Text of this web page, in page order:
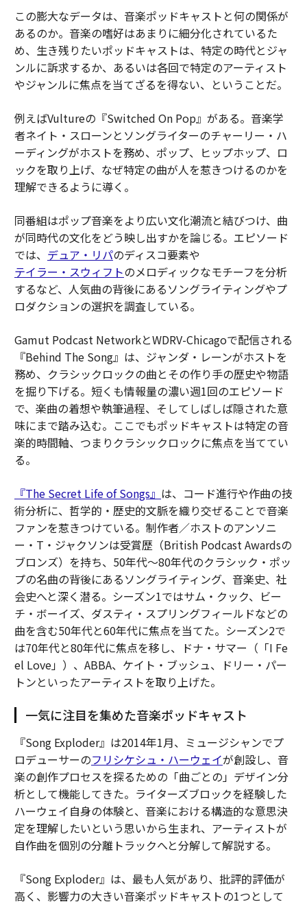
この膨大なデータは、音楽ポッドキャストと何の関係が
あるのか。音楽の嗜好はあまりに細分化されているた
め、生き残りたいポッドキャストは、特定の時代とジャ
ンルに訴求するか、あるいは各回で特定のアーティスト
やジャンルに焦点を当てざるを得ない、ということだ。
例えばVultureの『Switched On Pop』がある。音楽学
者ネイト・スローンとソングライターのチャーリー・ハ
ーディングがホストを務め、ポップ、ヒップホップ、ロ
ックを取り上げ、なぜ特定の曲が人を惹きつけるのかを
理解できるように導く。
同番組はポップ音楽をより広い文化潮流と結びつけ、曲
が同時代の文化をどう映し出すかを論じる。エピソード
では、 デュア・リパのディスコ要素や
テイラー・スウィフトのメロディックなモチーフを分析
するなど、人気曲の背後にあるソングライティングやプ
ロダクションの選択を調査している。
Gamut Podcast NetworkとWDRV-Chicagoで配信される
『Behind The Song』は、ジャンダ・レーンがホストを
務め、クラシックロックの曲とその作り手の歴史や物語
を掘り下げる。短くも情報量の濃い週1回のエピソード
で、楽曲の着想や執筆過程、そしてしばしば隠された意
味にまで踏み込む。ここでもポッドキャストは特定の音
楽的時間軸、つまりクラシックロックに焦点を当ててい
る。
『The Secret Life of Songs』 は、コード進行や作曲の技
術分析に、哲学的・歴史的文脈を織り交ぜることで音楽
ファンを惹きつけている。制作者／ホストのアンソニ
ー・T・ジャクソンは受賞歴（British Podcast Awardsの
ブロンズ）を持ち、50年代〜80年代のクラシック・ポッ
プの名曲の背後にあるソングライティング、音楽史、社
会史へと深く潜る。シーズン1ではサム・クック、ビー
チ・ボーイズ、ダスティ・スプリングフィールドなどの
曲を含む50年代と60年代に焦点を当てた。シーズン2で
は70年代と80年代に焦点を移し、ドナ・サマー（「I Fe
el Love」）、ABBA、ケイト・ブッシュ、ドリー・パー
トンといったアーティストを取り上げた。
一気に注目を集めた音楽ポッドキャスト
『Song Exploder』は2014年1月、ミュージシャンでプ
ロデューサーのフリシケシュ・ハーウェイが創設し、音
楽の創作プロセスを探るための「曲ごとの」デザイン分
析として機能してきた。ライターズブロックを経験した
ハーウェイ自身の体験と、音楽における構造的な意思決
定を理解したいという思いから生まれ、アーティストが
自作曲を個別の分離トラックへと分解して解説する。
『Song Exploder』は、最も人気があり、批評的評価が
高く、影響力の大きい音楽ポッドキャストの1つとして